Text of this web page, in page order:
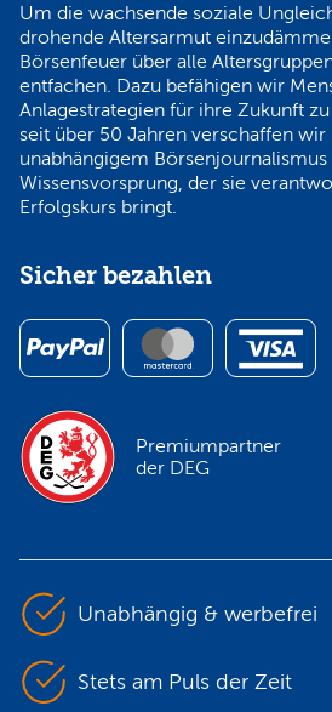
Um die wachsende soziale
drohende Altersarmut
Börsenfeuer über alle
entfachen. Dazu befähigen wir
Anlagestrategien für ihre Zukunft
seit über 50 Jahren verschaffen
unabhängigem Börsenjournalismus
Wissensvorsprung, der sie
Erfolgskurs bringt.
Sicher bezahlen
Premiumpartner
der DEG
Unabhängig & werbefrei
Stets am Puls der Zeit